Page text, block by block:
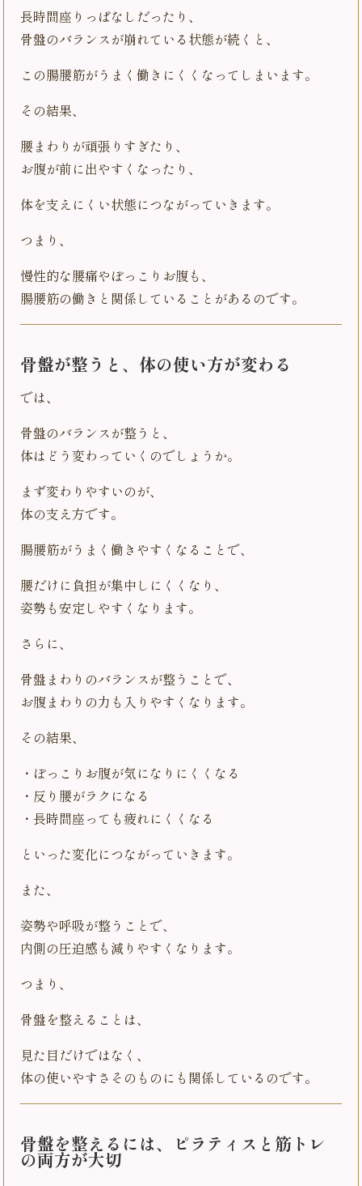
長時間座りっぱなしだったり、
骨盤のバランスが崩れている状態が続くと、
この腸腰筋がうまく働きにくくなってしまいます。
その結果、
腰まわりが頑張りすぎたり、
お腹が前に出やすくなったり、
体を支えにくい状態につながっていきます。
つまり、
慢性的な腰痛やぽっこりお腹も、
腸腰筋の働きと関係していることがあるのです。
骨盤が整うと、体の使い方が変わる
では、
骨盤のバランスが整うと、
体はどう変わっていくのでしょうか。
まず変わりやすいのが、
体の支え方です。
腸腰筋がうまく働きやすくなることで、
腰だけに負担が集中しにくくなり、
姿勢も安定しやすくなります。
さらに、
骨盤まわりのバランスが整うことで、
お腹まわりの力も入りやすくなります。
その結果、
・ぽっこりお腹が気になりにくくなる
・反り腰がラクになる
・長時間座っても疲れにくくなる
といった変化につながっていきます。
また、
姿勢や呼吸が整うことで、
内側の圧迫感も減りやすくなります。
つまり、
骨盤を整えることは、
見た目だけではなく、
体の使いやすさそのものにも関係しているのです。
骨盤を整えるには、ピラティスと筋トレ
の両方が大切